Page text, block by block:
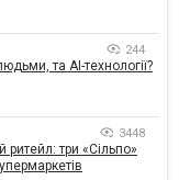
244
та AI-технології?
3448
ритейл: три «Сільпо»